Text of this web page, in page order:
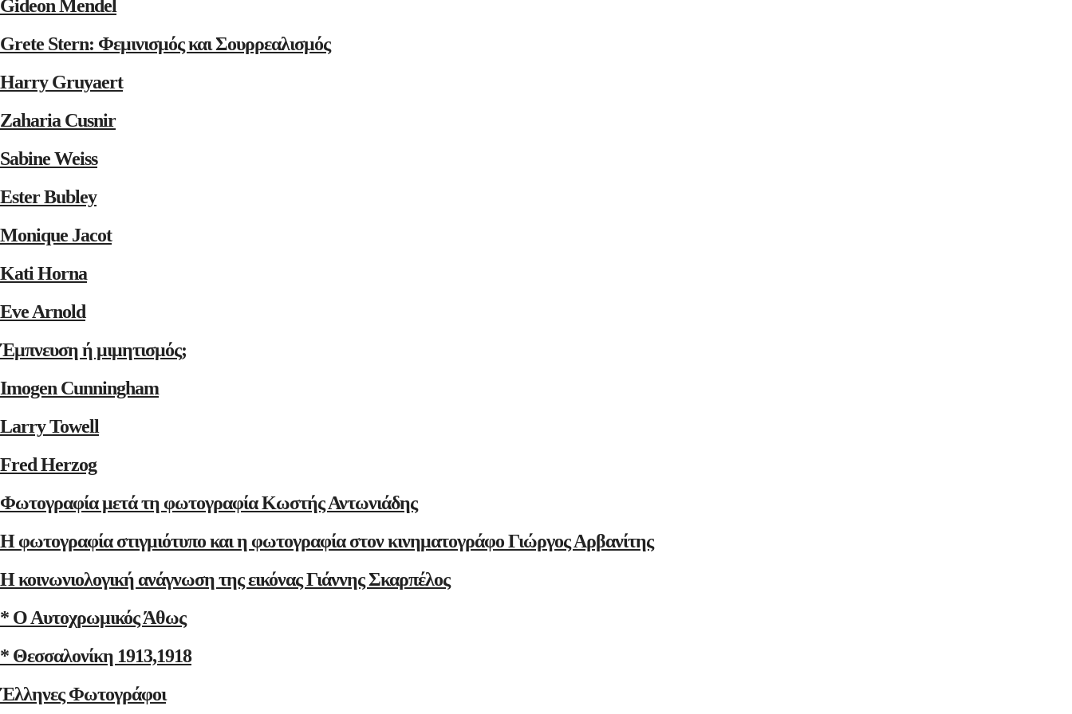
Gideon Mendel
Grete Stern: Φεμινισμός και Σουρρεαλισμός
Harry Gruyaert
Zaharia Cusnir
Sabine Weiss
Ester Bubley
Monique Jacot
Kati Horna
Eve Arnold
Έμπνευση ή μιμητισμός;
Imogen Cunningham
Larry Towell
Fred Herzog
Φωτογραφία μετά τη φωτογραφία Κωστής Αντωνιάδης
Η φωτογραφία στιγμιότυπο και η φωτογραφία στον κινηματογράφο Γιώργος Αρβανίτης
Η κοινωνιολογική ανάγνωση της εικόνας Γιάννης Σκαρπέλος
* Ο Αυτοχρωμικός Άθως
* Θεσσαλονίκη 1913,1918
Έλληνες Φωτογράφοι